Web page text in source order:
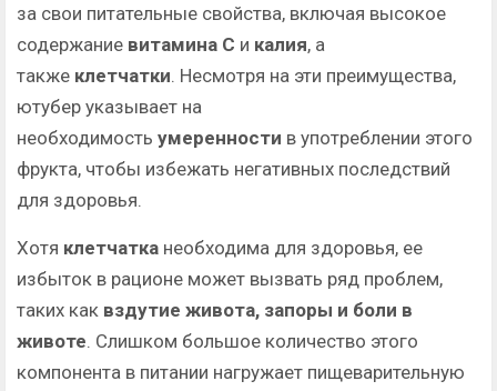
за свои питательные свойства, включая высокое
содержание витамина С и калия, а
также клетчатки. Несмотря на эти преимущества,
ютубер указывает на
необходимость умеренности в употреблении этого
фрукта, чтобы избежать негативных последствий
для здоровья.
Хотя клетчатка необходима для здоровья, ее
избыток в рационе может вызвать ряд проблем,
таких как вздутие живота, запоры и боли в
животе. Слишком большое количество этого
компонента в питании нагружает пищеварительную